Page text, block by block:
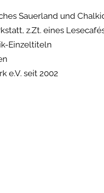
Sauerland und
z.Zt. eines
Einzeltiteln
e.V. seit 2002